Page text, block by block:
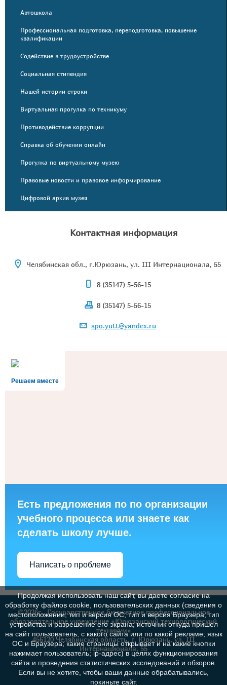
Автошкола
Профессиональная подготовка, переподготовка, повышение
квалификации
Содействие в трудоустройстве
Социальная стипендия
Нашей истории строки
Виртуальная прогулка по техникуму
Противодействие коррупции
Справка об обучении онлайн
Прогулка по виртуальному музею
Правовые новости и правовое информирование
Цифровой архив музея
Контактная информация
Челябинская обл., г.Юрюзань, ул. III Интернационала, 55
8 (35147) 5-56-15
8 (35147) 5-56-15
spo.yutt@yandex.ru
Решаем вместе
Есть предложения по по организации
учебного процесса или знаете как
сделать школу лучше.
Написать о проблеме
©2026г., Государственное бюджетное профессиональное
образовательное учреждение «Юрюзанский технологический
техникум»
456120 Челябинская область, г. Юрюзань, ул. III
Интернационала, 55
Продолжая использовать наш сайт, вы даете согласие на
обработку файлов cookie, пользовательских данных (сведения о
местоположении; тип и версия ОС; тип и версия Браузера; тип
устройства и разрешение его экрана; источник откуда пришел
на сайт пользователь; с какого сайта или по какой рекламе; язык
ОС и Браузера; какие страницы открывает и на какие кнопки
нажимает пользователь; ip-адрес) в целях функционирования
сайта и проведения статистических исследований и обзоров.
Если вы не хотите, чтобы ваши данные обрабатывались,
покиньте сайт.